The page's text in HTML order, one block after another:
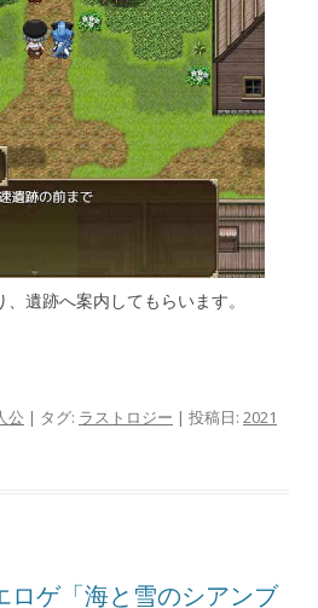
遺跡へ案内してもらいます。
公 | タグ: ラストロジー | 投稿日: 2021
ロゲ「海と雪のシアンブ